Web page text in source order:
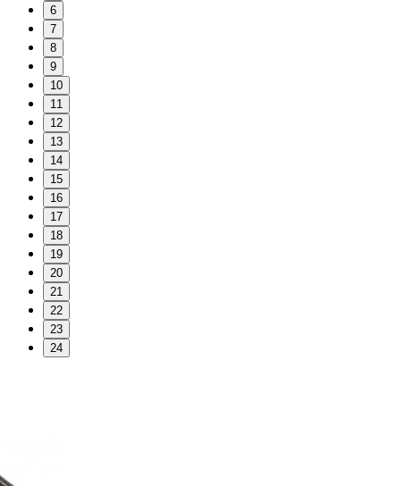
6
7
8
9
10
11
12
13
14
15
16
17
18
19
20
21
22
23
24